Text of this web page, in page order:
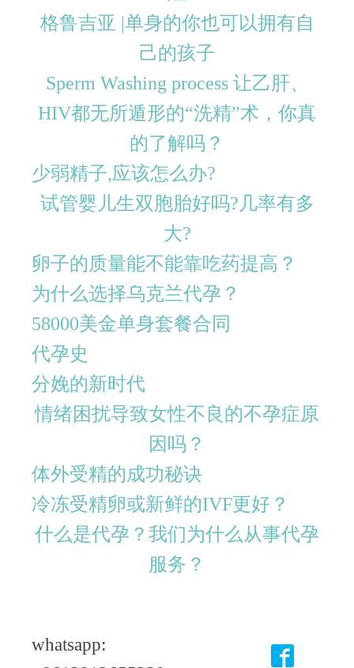
格鲁吉亚 |单身的你也可以拥有自
己的孩子
Sperm Washing process 让乙肝、
HIV都无所遁形的“洗精”术，你真
的了解吗？
少弱精子,应该怎么办?
试管婴儿生双胞胎好吗?几率有多
大?
卵子的质量能不能靠吃药提高？
为什么选择乌克兰代孕？
58000美金单身套餐合同
代孕史
分娩的新时代
情绪困扰导致女性不良的不孕症原
因吗？
体外受精的成功秘诀
冷冻受精卵或新鲜的IVF更好？
什么是代孕？我们为什么从事代孕
服务？
whatsapp: